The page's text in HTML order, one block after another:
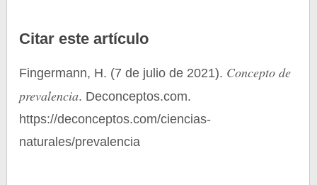
Citar este artículo
Fingermann, H. (7 de julio de 2021). Concepto de
prevalencia. Deconceptos.com.
https://deconceptos.com/ciencias-
naturales/prevalencia